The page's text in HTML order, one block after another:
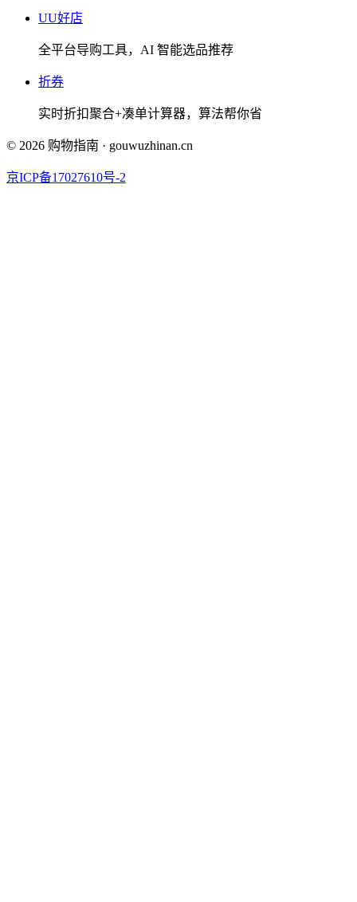
UU好店
全平台导购工具，AI 智能选品推荐
折券
实时折扣聚合+凑单计算器，算法帮你省
© 2026 购物指南 · gouwuzhinan.cn
京ICP备17027610号-2